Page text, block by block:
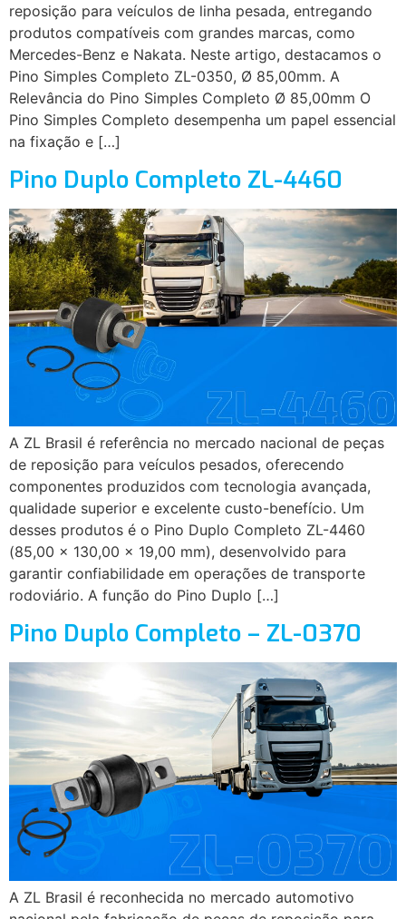
reposição para veículos de linha pesada, entregando
produtos compatíveis com grandes marcas, como
Mercedes-Benz e Nakata. Neste artigo, destacamos o
Pino Simples Completo ZL-0350, Ø 85,00mm. A
Relevância do Pino Simples Completo Ø 85,00mm O
Pino Simples Completo desempenha um papel essencial
na fixação e […]
Pino Duplo Completo ZL-4460
A ZL Brasil é referência no mercado nacional de peças
de reposição para veículos pesados, oferecendo
componentes produzidos com tecnologia avançada,
qualidade superior e excelente custo-benefício. Um
desses produtos é o Pino Duplo Completo ZL-4460
(85,00 x 130,00 x 19,00 mm), desenvolvido para
garantir confiabilidade em operações de transporte
rodoviário. A função do Pino Duplo […]
Pino Duplo Completo – ZL-0370
A ZL Brasil é reconhecida no mercado automotivo